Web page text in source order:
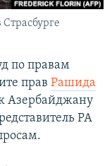
по правам
прав Рашида
Азербайджану
РА